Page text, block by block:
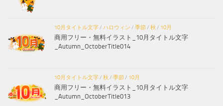
10月タイトル文字/ ハロウィン / 季節/ 秋 / 10月
商用フリー・無料イラスト_10月タイトル文字
_Autumn_OctoberTitle014
10月タイトル文字/ 秋 / 季節/ 10月
商用フリー・無料イラスト_10月タイトル文字
_Autumn_OctoberTitle013